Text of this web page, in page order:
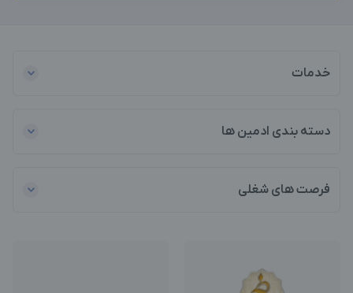
خدمات
دسته بندی ادمین ها
فرصت های شغلی